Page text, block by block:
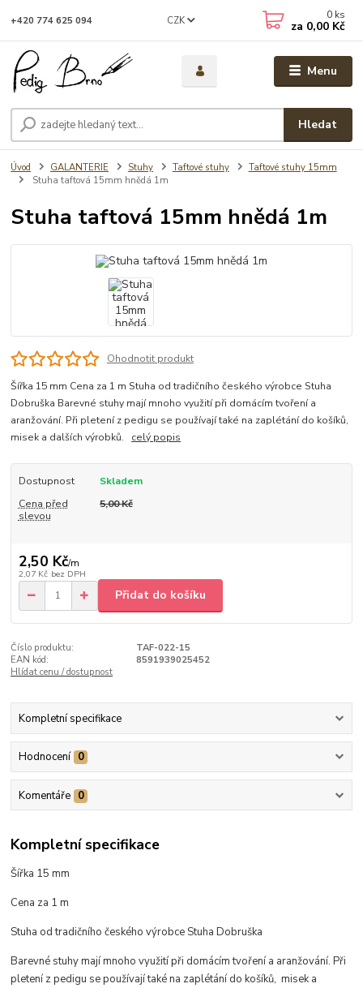
Menu
CZK
Hledat
+420 774 625 094 0 ks
za 0,00 Kč
Úvod GALANTERIE Stuhy Taftové stuhy
Taftové stuhy 15mm
Stuha taftová 15mm hnědá 1m
Stuha taftová 15mm hnědá 1m
Ohodnotit produkt
Šířka 15 mm Cena za 1 m Stuha od tradičního českého výrobce Stuha
Dobruška Barevné stuhy mají mnoho využití při domácím tvoření a
aranžování. Při pletení z pedigu se používají také na zaplétání do košíků,
misek a dalších výrobků. celý popis
Dostupnost
Skladem
Cena před
slevou
5,00 Kč
2,50 Kč/m
2,07 Kč bez DPH
Přidat do košíku
Číslo produktu:
TAF-022-15
EAN kód:
8591939025452
Hlídat cenu / dostupnost
Kompletní specifikace
Hodnocení 0
Komentáře 0
Kompletní specifikace
Šířka 15 mm
Cena za 1 m
Stuha od tradičního českého výrobce Stuha Dobruška
Barevné stuhy mají mnoho využití při domácím tvoření a aranžování. Při
pletení z pedigu se používají také na zaplétání do košíků, misek a